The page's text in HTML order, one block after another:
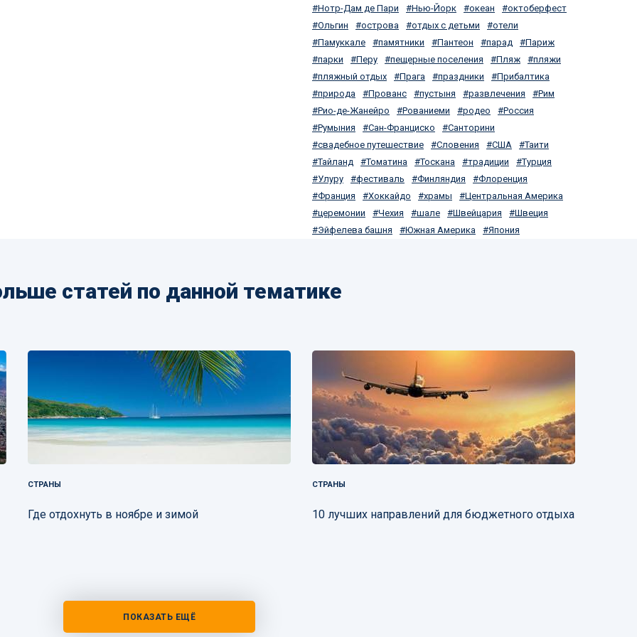
Нотр-Дам де Пари Нью-Йорк океан
октоберфест
Ольгин
острова отдых с детьми
отели
Памуккале
памятники Пантеон парад
Париж
парки
Перу пещерные поселения Пляж
пляжи
пляжный отдых
Прага праздники
Прибалтика
природа
Прованс пустыня развлечения
Рим
Рио-де-Жанейро
Рованиеми родео
Россия
Румыния
Сан-Франциско
Санторини
свадебное путешествие
Словения США
Таити
Тайланд
Томатина Тоскана традиции
Турция
Улуру
фестиваль Финляндия
Флоренция
Франция
Хоккайдо храмы
Центральная Америка
церемонии
Чехия шале Швейцария
Швеция
Эйфелева башня
Южная Америка Япония
статей по данной тематике
СТРАНЫ
Где отдохнуть в ноябре и зимой
СТРАНЫ
10 лучших направлений для бюджетного отдыха
ПОКАЗАТЬ ЕЩЁ